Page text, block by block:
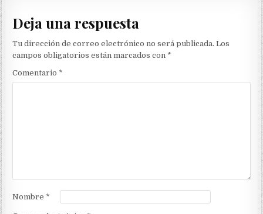
Deja una respuesta
Tu dirección de correo electrónico no será publicada. Los
campos obligatorios están marcados con *
Comentario *
Nombre *